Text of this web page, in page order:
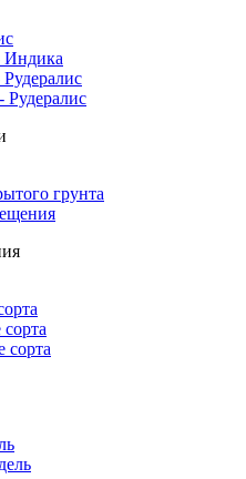
Индика
Рудералис
грунта
сорта